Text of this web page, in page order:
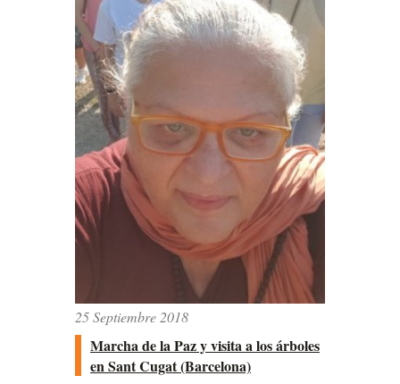
25 Septiembre 2018
Marcha de la Paz y visita a los árboles
en Sant Cugat (Barcelona)